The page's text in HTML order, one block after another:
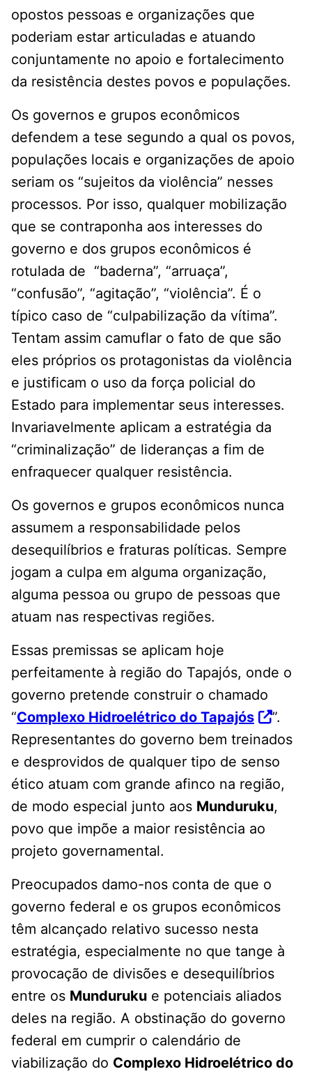
opostos pessoas e organizações que
poderiam estar articuladas e atuando
conjuntamente no apoio e fortalecimento
da resistência destes povos e populações.
Os governos e grupos econômicos
defendem a tese segundo a qual os povos,
populações locais e organizações de apoio
seriam os “sujeitos da violência” nesses
processos. Por isso, qualquer mobilização
que se contraponha aos interesses do
governo e dos grupos econômicos é
rotulada de “baderna”, “arruaça”,
“confusão”, “agitação”, “violência”. É o
típico caso de “culpabilização da vítima”.
Tentam assim camuflar o fato de que são
eles próprios os protagonistas da violência
e justificam o uso da força policial do
Estado para implementar seus interesses.
Invariavelmente aplicam a estratégia da
“criminalização” de lideranças a fim de
enfraquecer qualquer resistência.
Os governos e grupos econômicos nunca
assumem a responsabilidade pelos
desequilíbrios e fraturas políticas. Sempre
jogam a culpa em alguma organização,
alguma pessoa ou grupo de pessoas que
atuam nas respectivas regiões.
Essas premissas se aplicam hoje
perfeitamente à região do Tapajós, onde o
governo pretende construir o chamado
“Complexo Hidroelétrico do Tapajós
”.
Representantes do governo bem treinados
e desprovidos de qualquer tipo de senso
ético atuam com grande afinco na região,
de modo especial junto aos Munduruku,
povo que impõe a maior resistência ao
projeto governamental.
Preocupados damo-nos conta de que o
governo federal e os grupos econômicos
têm alcançado relativo sucesso nesta
estratégia, especialmente no que tange à
provocação de divisões e desequilíbrios
entre os Munduruku e potenciais aliados
deles na região. A obstinação do governo
federal em cumprir o calendário de
viabilização do Complexo Hidroelétrico do